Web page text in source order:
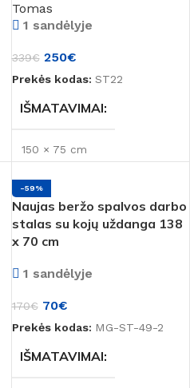
Tomas
1 sandėlyje
339€ 250€
Prekės kodas: ST22
IŠMATAVIMAI
150 × 75 cm
-59%
Naujas beržo spalvos darbo
stalas su kojų uždanga 138
x 70 cm
1 sandėlyje
170€ 70€
Prekės kodas: MG-ST-49-2
IŠMATAVIMAI